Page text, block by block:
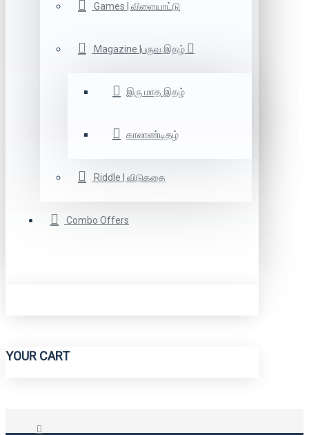
Games | விளையாட்டு
Magazine |பருவ இதழ்
இரு மாத இதழ்
காலாண்டிதழ்
Riddle | விடுகதை
Combo Offers
YOUR CART